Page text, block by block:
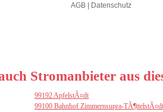
Stromanbieter aus
99192 ApfelstÃ¤dt
99100 Bahnhof Zimmernsupra-